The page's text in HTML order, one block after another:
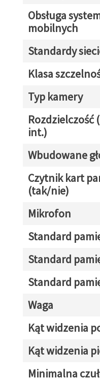
Obsługa
mobilnych
Standardy
Klasa
Typ kamery
Rozdzielczość
int.)
Wbudowane
Czytnik kart
(tak/nie)
Mikrofon
Standard
Standard
Standard
Waga
Kąt widzenia
Kąt widzenia
Minimalna